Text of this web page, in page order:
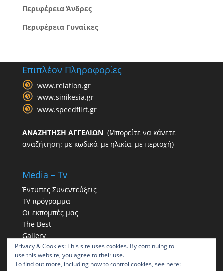
Περιφέρεια Άνδρες
Περιφέρεια Γυναίκες
Επιπλέον Πληροφορίες
www.relation.gr
www.sinikesia.gr
www.speedflirt.gr
ΑΝΑΖΗΤΗΣΗ ΑΓΓΕΛΙΩΝ(Μπορείτε να κάνετε
αναζήτηση: με κωδικό, με ηλικία, με περιοχή)
Media – Tv
Έντυπες Συνεντεύξεις
TV πρόγραμμα
Οι εκπομπές μας
The Best
Gallery
Η παρουσία μας στα social
Privacy & Cookies: This site uses cookies. By continuing to
use this website, you agree to their use.
To find out more, including how to control cookies, see here: